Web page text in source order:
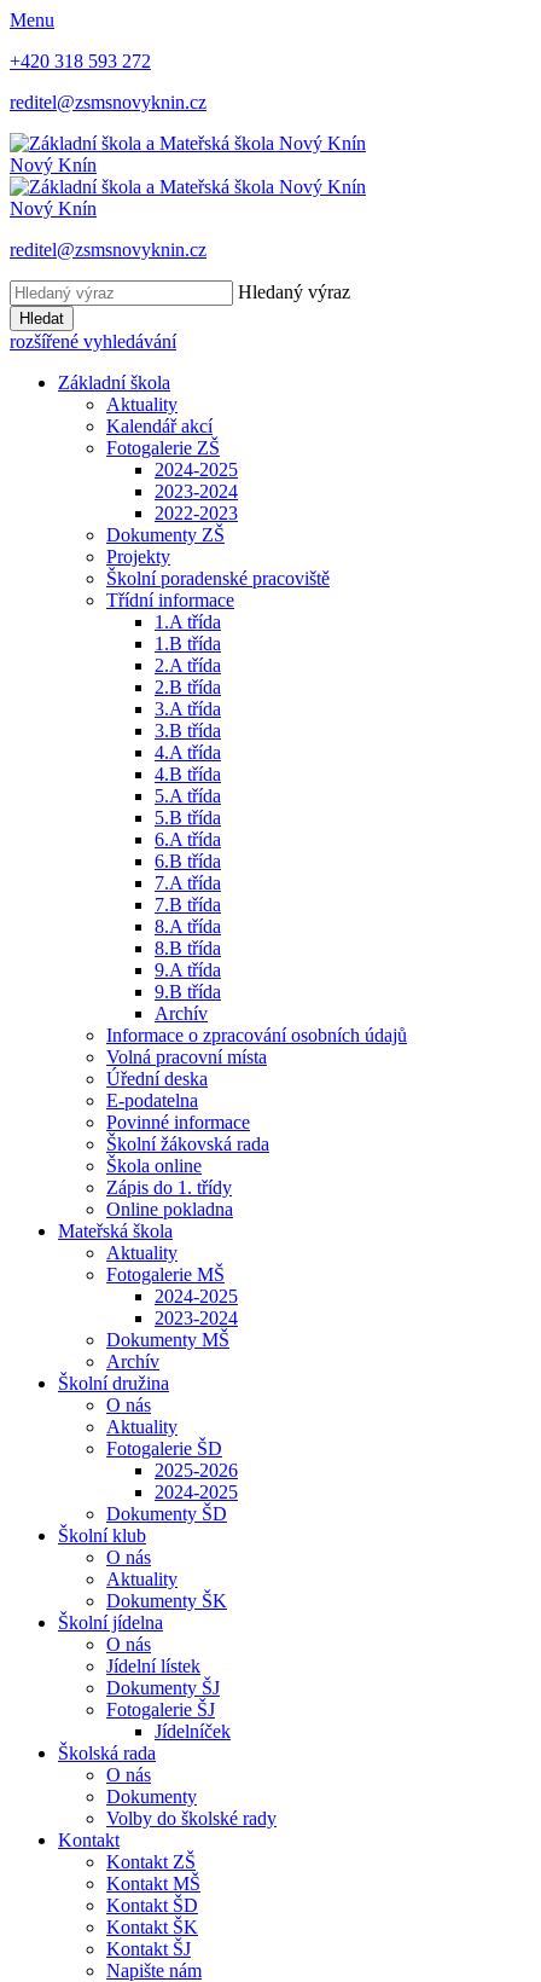
Menu
+420 318 593 272
reditel@zsmsnovyknin.cz
Nový Knín
Nový Knín
reditel@zsmsnovyknin.cz
Hledaný výraz
Hledat
rozšířené vyhledávání
Základní škola
Aktuality
Kalendář akcí
Fotogalerie ZŠ
2024-2025
2023-2024
2022-2023
Dokumenty ZŠ
Projekty
Školní poradenské pracoviště
Třídní informace
1.A třída
1.B třída
2.A třída
2.B třída
3.A třída
3.B třída
4.A třída
4.B třída
5.A třída
5.B třída
6.A třída
6.B třída
7.A třída
7.B třída
8.A třída
8.B třída
9.A třída
9.B třída
Archív
Informace o zpracování osobních údajů
Volná pracovní místa
Úřední deska
E-podatelna
Povinné informace
Školní žákovská rada
Škola online
Zápis do 1. třídy
Online pokladna
Mateřská škola
Aktuality
Fotogalerie MŠ
2024-2025
2023-2024
Dokumenty MŠ
Archív
Školní družina
O nás
Aktuality
Fotogalerie ŠD
2025-2026
2024-2025
Dokumenty ŠD
Školní klub
O nás
Aktuality
Dokumenty ŠK
Školní jídelna
O nás
Jídelní lístek
Dokumenty ŠJ
Fotogalerie ŠJ
Jídelníček
Školská rada
O nás
Dokumenty
Volby do školské rady
Kontakt
Kontakt ZŠ
Kontakt MŠ
Kontakt ŠD
Kontakt ŠK
Kontakt ŠJ
Napište nám